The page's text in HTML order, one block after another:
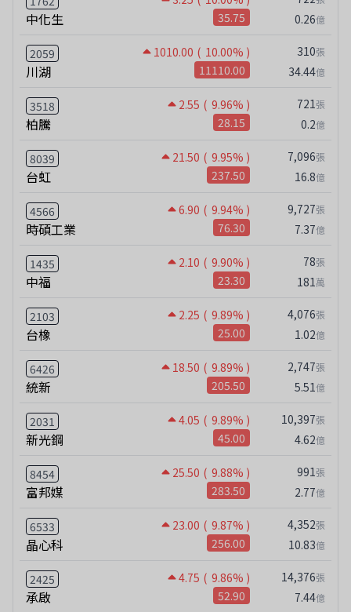
中化生 35.75 0.26億
2059 1010.00 ( 10.00% )
川湖 11110.00
310張
34.44億
3518 2.55 ( 9.96% )
柏騰 28.15
721 張
0.2億
8039 21.50 ( 9.95% )
台虹 237.50
7,096張
16.8億
4566 6.90 ( 9.94% )
時碩工業 76.30
9,727張
7.37億
1435 2.10 ( 9.90% )
中福 23.30
78張
181萬
2103 2.25 ( 9.89% )
台橡 25.00
4,076張
1.02億
6426 18.50 ( 9.89% )
統新 205.50
2,747張
5.51億
2031 4.05 ( 9.89% )
新光鋼 45.00
10,397張
4.62億
8454 25.50 ( 9.88% )
富邦媒 283.50
991 張
2.77億
6533 23.00 ( 9.87% )
晶心科 256.00
4,352張
10.83億
2425 4.75 ( 9.86% )
承啟 52.90
14,376張
7.44億